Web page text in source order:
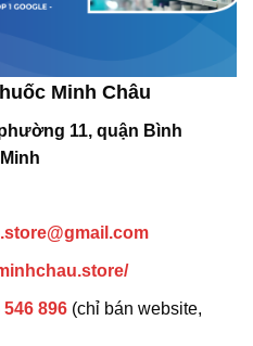
Minh Châu
11, quận Bình
546 896 (chỉ bán website,